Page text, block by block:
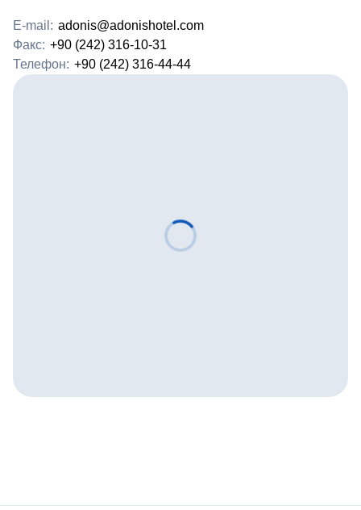
E-mail: adonis@adonishotel.com
Факс: +90 (242) 316-10-31
Телефон: +90 (242) 316-44-44